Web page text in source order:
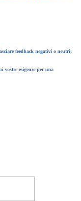
feedback negativi o neutri;
vostre esigenze per una